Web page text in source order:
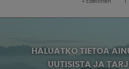
HALUATKO TIETOA
UUTISISTA JA